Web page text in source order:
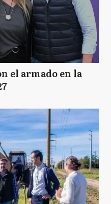
el armado en la